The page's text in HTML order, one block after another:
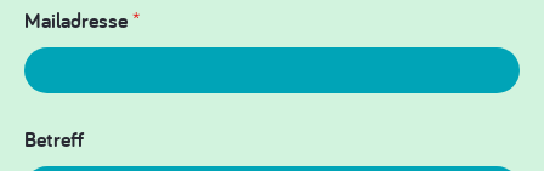
Mailadresse*
Betreff